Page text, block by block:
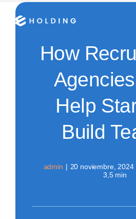
Skip
How
Help
Build
admin | 20 noviembre, 2024
3,5 min